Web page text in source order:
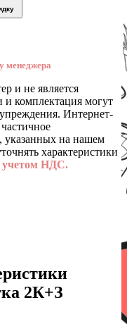
менеджера
и не является
и комплектация могут
Интернет-
указанных на нашем
характеристики
учетом НДС.
2К+З